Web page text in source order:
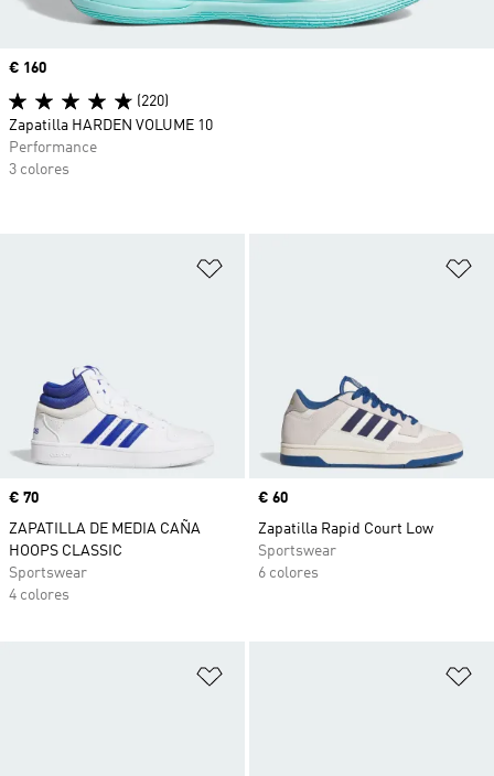
Precio
€ 70
ZAPATILLA DE MEDIA CAÑA
HOOPS CLASSIC
Sportswear
4 colores
Precio
€ 60
Zapatilla Rapid Court Low
Sportswear
6 colores
Precio
€ 160
(220)
Zapatilla HARDEN VOLUME 10
Performance
3 colores